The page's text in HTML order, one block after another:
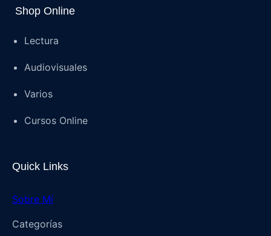
Shop Online
Lectura
Audiovisuales
Varios
Cursos Online
Quick Links
Sobre Mí
Categorías